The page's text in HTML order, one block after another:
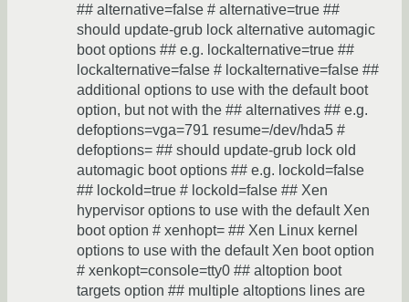
## alternative=false # alternative=true ##
should update-grub lock alternative automagic
boot options ## e.g. lockalternative=true ##
lockalternative=false # lockalternative=false ##
additional options to use with the default boot
option, but not with the ## alternatives ## e.g.
defoptions=vga=791 resume=/dev/hda5 #
defoptions= ## should update-grub lock old
automagic boot options ## e.g. lockold=false
## lockold=true # lockold=false ## Xen
hypervisor options to use with the default Xen
boot option # xenhopt= ## Xen Linux kernel
options to use with the default Xen boot option
# xenkopt=console=tty0 ## altoption boot
targets option ## multiple altoptions lines are